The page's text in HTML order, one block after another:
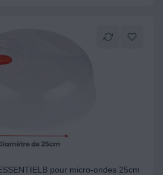
pour micro-ondes 25cm